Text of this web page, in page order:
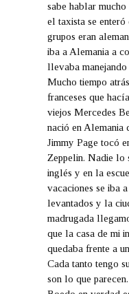
sabe hablar
el taxista se enteró
grupos eran
iba a Alemania a
llevaba
Mucho tiempo
franceses que
viejos Mercedes
nació en Alemania
Jimmy Page tocó
Zeppelin. Nadie lo
inglés y en la
vacaciones se iba
levantados y la
madrugada
que la casa de mi
quedaba frente a
Cada tanto tengo
son lo que